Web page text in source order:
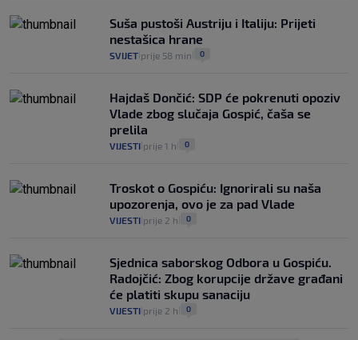
Suša pustoši Austriju i Italiju: Prijeti
nestašica hrane
SVIJET prije 58 min 0
Hajdaš Dončić: SDP će pokrenuti opoziv
Vlade zbog slučaja Gospić, čaša se
prelila
VIJESTI prije 1 h 0
Troskot o Gospiću: Ignorirali su naša
upozorenja, ovo je za pad Vlade
VIJESTI prije 2 h 0
Sjednica saborskog Odbora u Gospiću.
Radojčić: Zbog korupcije države građani
će platiti skupu sanaciju
VIJESTI prije 2 h 0